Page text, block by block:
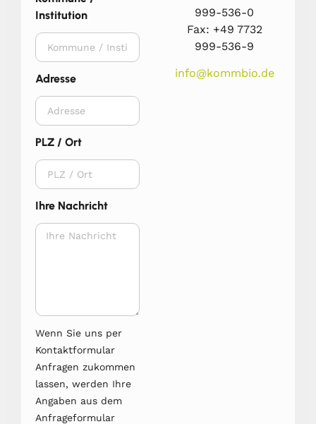
Institution
Adresse
PLZ / Ort
Ihre Nachricht
Wenn Sie uns per
Kontaktformular
Anfragen zukommen
lassen, werden Ihre
Angaben aus dem
Anfrageformular
999-536-0
Fax: +49 7732
999-536-9
info@kommbio.de